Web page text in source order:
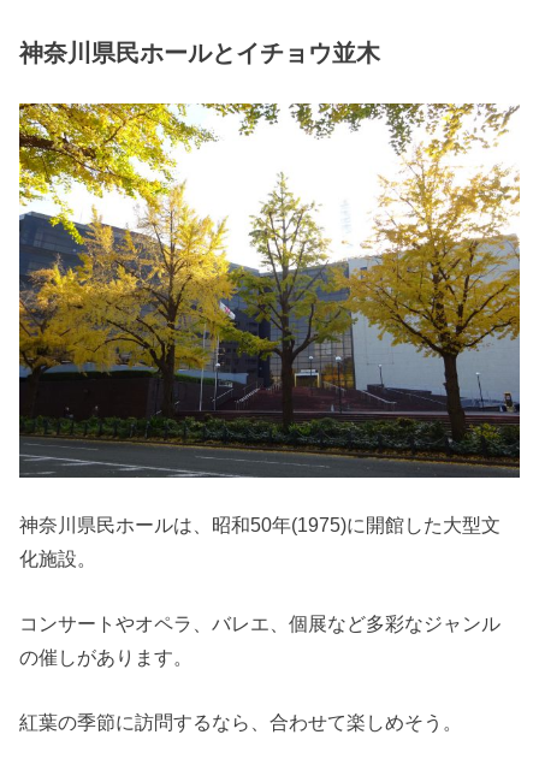
神奈川県民ホールとイチョウ並木
神奈川県民ホールは、昭和50年(1975)に開館した大型文
化施設。
コンサートやオペラ、バレエ、個展など多彩なジャンル
の催しがあります。
紅葉の季節に訪問するなら、合わせて楽しめそう。